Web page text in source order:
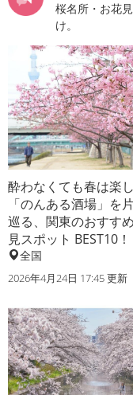
桜名所・お花
け。
酔わなくても春は楽
「のんある酒場」を
巡る、関東のおすす
見スポット BEST10！
全国
2026年4月24日 17:45 更新